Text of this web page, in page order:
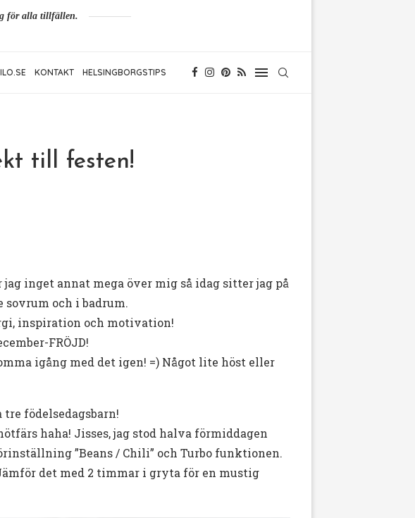
för alla tillfällen.
KONTAKT HELSINGBORGSTIPS
till festen!
inget annat mega över mig så idag sitter jag på
sovrum och i badrum.
inspiration och motivation!
FRÖJD!
igång med det igen! =) Något lite höst eller
födelsedagsbarn!
haha! Jisses, jag stod halva förmiddagen
”Beans / Chili” och Turbo funktionen.
det med 2 timmar i gryta för en mustig